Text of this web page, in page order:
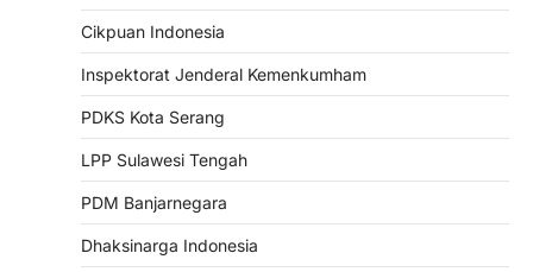
Cikpuan Indonesia
Inspektorat Jenderal Kemenkumham
PDKS Kota Serang
LPP Sulawesi Tengah
PDM Banjarnegara
Dhaksinarga Indonesia